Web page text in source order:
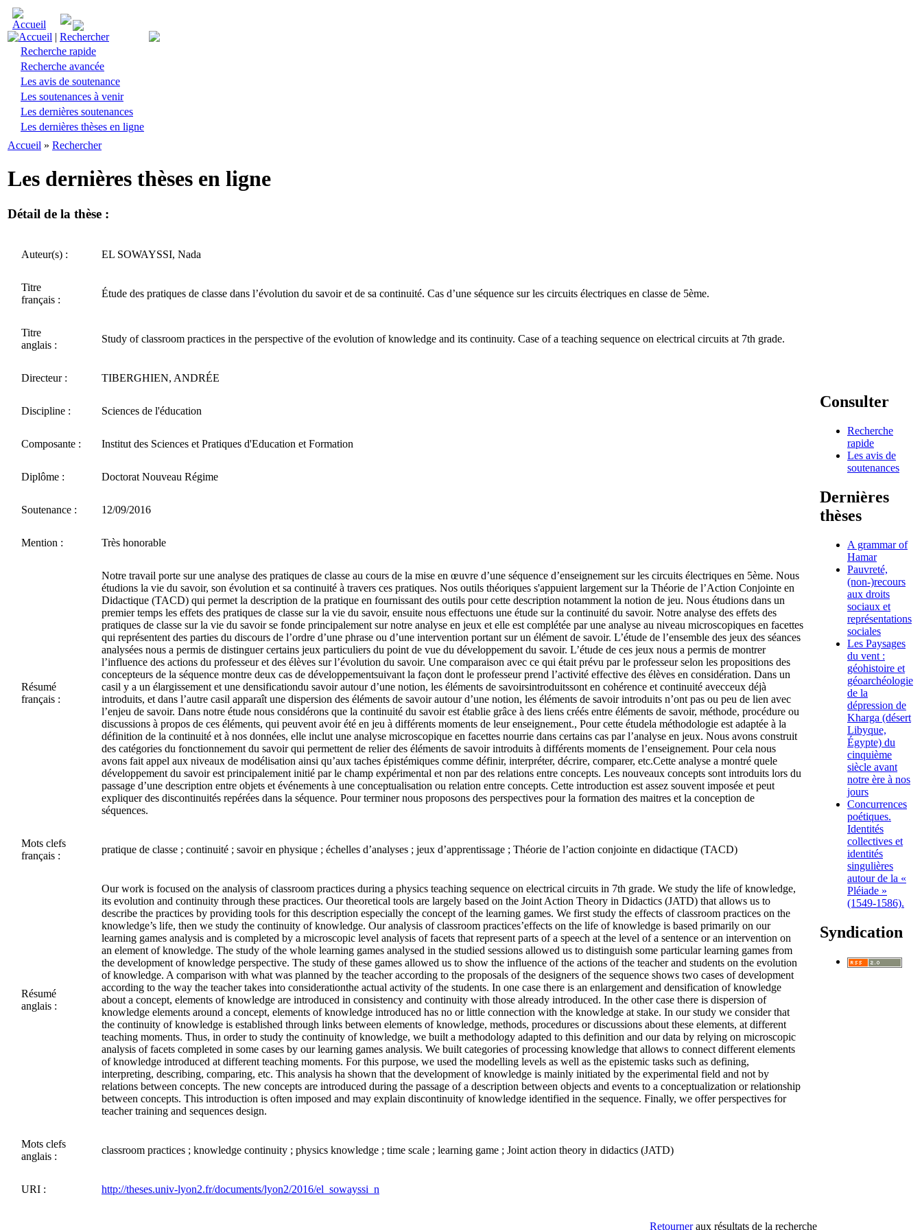
Accueil | Rechercher
Recherche rapide
Recherche avancée
Les avis de soutenance
Les soutenances à venir
Les dernières soutenances
Les dernières thèses en ligne
Accueil » Rechercher
Les dernières thèses en ligne
Détail de la thèse :
Auteur(s) : EL SOWAYSSI, Nada
Titre
français :
Étude des pratiques de classe dans l’évolution du savoir et de sa continuité. Cas d’une séquence sur les circuits électriques en classe de 5ème.
Titre
anglais :
Study of classroom practices in the perspective of the evolution of knowledge and its continuity. Case of a teaching sequence on electrical circuits at 7th grade.
Directeur : TIBERGHIEN, ANDRÉE
Discipline : Sciences de l'éducation
Composante : Institut des Sciences et Pratiques d'Education et Formation
Diplôme : Doctorat Nouveau Régime
Soutenance : 12/09/2016
Mention : Très honorable
Résumé
français :
Notre travail porte sur une analyse des pratiques de classe au cours de la mise en œuvre d’une séquence d’enseignement sur les circuits électriques en 5ème. Nous
étudions la vie du savoir, son évolution et sa continuité à travers ces pratiques. Nos outils théoriques s'appuient largement sur la Théorie de l’Action Conjointe en
Didactique (TACD) qui permet la description de la pratique en fournissant des outils pour cette description notamment la notion de jeu. Nous étudions dans un
premier temps les effets des pratiques de classe sur la vie du savoir, ensuite nous effectuons une étude sur la continuité du savoir. Notre analyse des effets des
pratiques de classe sur la vie du savoir se fonde principalement sur notre analyse en jeux et elle est complétée par une analyse au niveau microscopiques en facettes
qui représentent des parties du discours de l’ordre d’une phrase ou d’une intervention portant sur un élément de savoir. L’étude de l’ensemble des jeux des séances
analysées nous a permis de distinguer certains jeux particuliers du point de vue du développement du savoir. L’étude de ces jeux nous a permis de montrer
l’influence des actions du professeur et des élèves sur l’évolution du savoir. Une comparaison avec ce qui était prévu par le professeur selon les propositions des
concepteurs de la séquence montre deux cas de développementsuivant la façon dont le professeur prend l’activité effective des élèves en considération. Dans un
casil y a un élargissement et une densificationdu savoir autour d’une notion, les éléments de savoirsintroduitssont en cohérence et continuité avecceux déjà
introduits, et dans l’autre casil apparaît une dispersion des éléments de savoir autour d’une notion, les éléments de savoir introduits n’ont pas ou peu de lien avec
l’enjeu de savoir. Dans notre étude nous considérons que la continuité du savoir est établie grâce à des liens créés entre éléments de savoir, méthode, procédure ou
discussions à propos de ces éléments, qui peuvent avoir été en jeu à différents moments de leur enseignement., Pour cette étudela méthodologie est adaptée à la
définition de la continuité et à nos données, elle inclut une analyse microscopique en facettes nourrie dans certains cas par l’analyse en jeux. Nous avons construit
des catégories du fonctionnement du savoir qui permettent de relier des éléments de savoir introduits à différents moments de l’enseignement. Pour cela nous
avons fait appel aux niveaux de modélisation ainsi qu’aux taches épistémiques comme définir, interpréter, décrire, comparer, etc.Cette analyse a montré quele
développement du savoir est principalement initié par le champ expérimental et non par des relations entre concepts. Les nouveaux concepts sont introduits lors du
passage d’une description entre objets et événements à une conceptualisation ou relation entre concepts. Cette introduction est assez souvent imposée et peut
expliquer des discontinuités repérées dans la séquence. Pour terminer nous proposons des perspectives pour la formation des maitres et la conception de
séquences.
Mots clefs
français :
pratique de classe ; continuité ; savoir en physique ; échelles d’analyses ; jeux d’apprentissage ; Théorie de l’action conjointe en didactique (TACD)
Résumé
anglais :
Our work is focused on the analysis of classroom practices during a physics teaching sequence on electrical circuits in 7th grade. We study the life of knowledge,
its evolution and continuity through these practices. Our theoretical tools are largely based on the Joint Action Theory in Didactics (JATD) that allows us to
describe the practices by providing tools for this description especially the concept of the learning games. We first study the effects of classroom practices on the
knowledge’s life, then we study the continuity of knowledge. Our analysis of classroom practices’effects on the life of knowledge is based primarily on our
learning games analysis and is completed by a microscopic level analysis of facets that represent parts of a speech at the level of a sentence or an intervention on
an element of knowledge. The study of the whole learning games analysed in the studied sessions allowed us to distinguish some particular learning games from
the development of knowledge perspective. The study of these games allowed us to show the influence of the actions of the teacher and students on the evolution
of knowledge. A comparison with what was planned by the teacher according to the proposals of the designers of the sequence shows two cases of development
according to the way the teacher takes into considerationthe actual activity of the students. In one case there is an enlargement and densification of knowledge
about a concept, elements of knowledge are introduced in consistency and continuity with those already introduced. In the other case there is dispersion of
knowledge elements around a concept, elements of knowledge introduced has no or little connection with the knowledge at stake. In our study we consider that
the continuity of knowledge is established through links between elements of knowledge, methods, procedures or discussions about these elements, at different
teaching moments. Thus, in order to study the continuity of knowledge, we built a methodology adapted to this definition and our data by relying on microscopic
analysis of facets completed in some cases by our learning games analysis. We built categories of processing knowledge that allows to connect different elements
of knowledge introduced at different teaching moments. For this purpose, we used the modelling levels as well as the epistemic tasks such as defining,
interpreting, describing, comparing, etc. This analysis ha shown that the development of knowledge is mainly initiated by the experimental field and not by
relations between concepts. The new concepts are introduced during the passage of a description between objects and events to a conceptualization or relationship
between concepts. This introduction is often imposed and may explain discontinuity of knowledge identified in the sequence. Finally, we offer perspectives for
teacher training and sequences design.
Mots clefs
anglais :
classroom practices ; knowledge continuity ; physics knowledge ; time scale ; learning game ; Joint action theory in didactics (JATD)
URI : http://theses.univ-lyon2.fr/documents/lyon2/2016/el_sowayssi_n
Retourneraux résultats de la recherche
Consulter
Recherche
rapide
Les avis de
soutenances
Dernières
thèses
A grammar of
Hamar
Pauvreté,
(non-)recours
aux droits
sociaux et
représentations
sociales
Les Paysages
du vent :
géohistoire et
géoarchéologie
de la
dépression de
Kharga (désert
Libyque,
Égypte) du
cinquième
siècle avant
notre ère à nos
jours
Concurrences
poétiques.
Identités
collectives et
identités
singulières
autour de la «
Pléiade »
(1549-1586).
Syndication